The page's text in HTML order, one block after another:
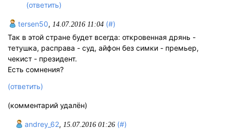
(ответить)
tersen50, 14.07.2016 11:04 (#)
Так в этой стране будет всегда: откровенная дрянь -
тетушка, расправа - суд, айфон без симки - премьер,
чекист - президент.
Есть сомнения?
(ответить)
(комментарий удалён)
andrey_62, 15.07.2016 01:26 (#)